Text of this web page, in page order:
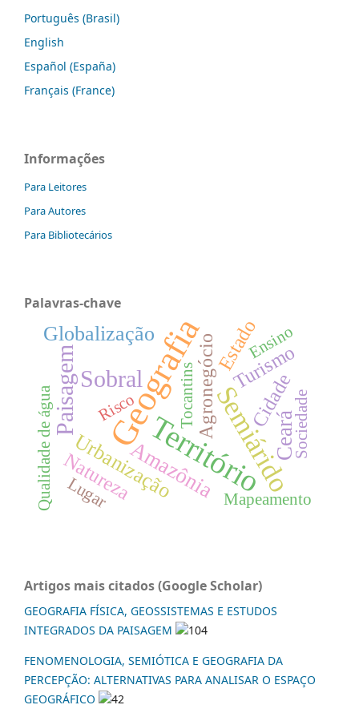
Português (Brasil)
English
Español (España)
Français (France)
Informações
Para Leitores
Para Autores
Para Bibliotecários
Palavras-chave
Geografia
Território
Semiárido
Sobral
Paisagem Ceará
Amazônia
Globalização
Urbanização
Agronegócio Turismo
Cidade
Natureza
Estado
Lugar
Qualidade de água Tocantins
Mapeamento
Risco Sociedade
Ensino
Artigos mais citados (Google Scholar)
GEOGRAFIA FÍSICA, GEOSSISTEMAS E ESTUDOS
INTEGRADOS DA PAISAGEM
104
FENOMENOLOGIA, SEMIÓTICA E GEOGRAFIA DA
PERCEPÇÃO: ALTERNATIVAS PARA ANALISAR O ESPAÇO
GEOGRÁFICO
42